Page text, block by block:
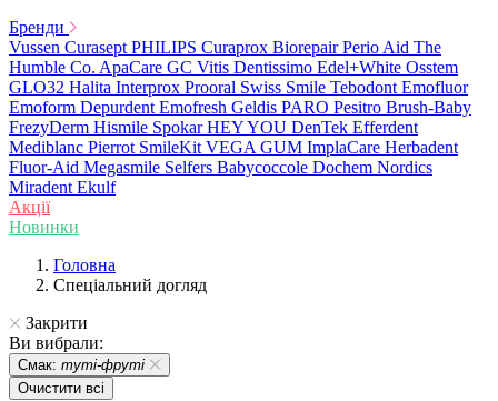
Бренди
Vussen Curasept PHILIPS Curaprox Biorepair Perio Aid The
Humble Co. ApaCare GC Vitis Dentissimo Edel+White Osstem
GLO32 Halita Interprox Prooral Swiss Smile Tebodont Emofluor
Emoform Depurdent Emofresh Geldis PARO Pesitro Brush-Baby
FrezyDerm Hismile Spokar HEY YOU DenTek Efferdent
Mediblanc Pierrot SmileKit VEGA GUM ImplaCare Herbadent
Fluor-Aid Megasmile Selfers Babycoccole Dochem Nordics
Miradent Ekulf
Акції
Новинки
Головна
Спеціальний догляд
Закрити
Ви вибрали:
Смак: туті-фруті
Очистити всі